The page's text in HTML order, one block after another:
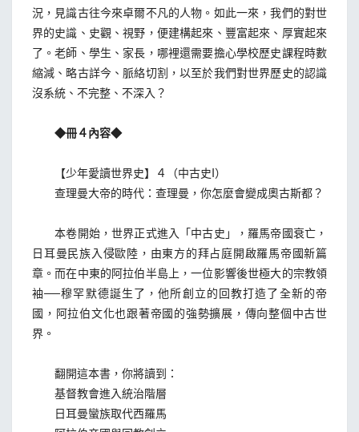
況，見識古往今來卓爾不凡的人物。如此一來，我們的對世
界的史識、史觀、視野，便建構起來、豐富起來、厚實起來
了。老師、學生、家長，哪裡還需要擔心學校歷史課程時數
縮減、略古詳今、脈絡切割，以至於我們對世界歷史的認識
沒系統、不完整、不深入？
◆冊４內容◆
【少年愛讀世界史】４（中古史I）
查理曼大帝的時代：查理曼，你怎麼會變成奧古斯都？
本卷開始，世界正式進入「中古史」，羅馬帝國衰亡，
日耳曼民族入侵歐陸，由東方的拜占庭開啟羅馬帝國新篇
章。而在中東的阿拉伯半島上，一位影響後世極大的宗教領
袖──穆罕默德誕生了，他所創立的回教打造了全新的帝
國，阿拉伯文化也跟著帝國的強勢擴展，傳向整個中古世
界。
翻開這本書，你將讀到：
基督教會進入統治階層
日耳曼蠻族取代西羅馬